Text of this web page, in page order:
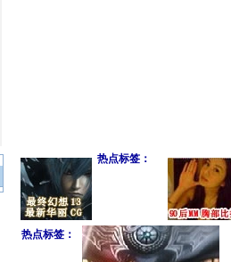
热点标签：
热点标签：